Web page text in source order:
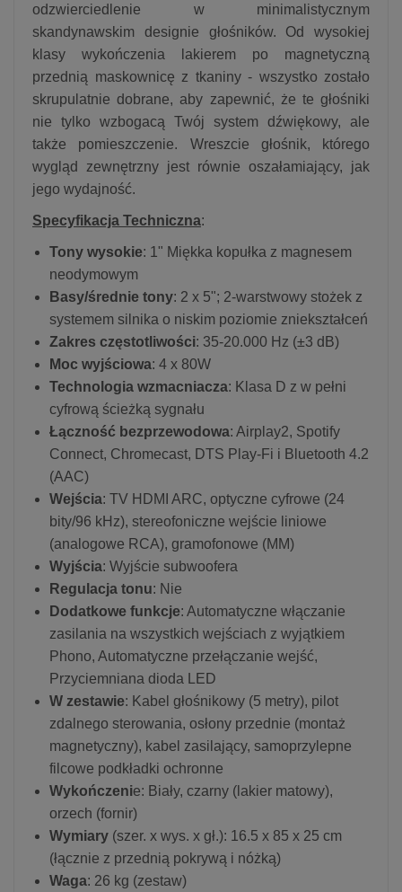
odzwierciedlenie w minimalistycznym
skandynawskim designie głośników. Od wysokiej
klasy wykończenia lakierem po magnetyczną
przednią maskownicę z tkaniny - wszystko zostało
skrupulatnie dobrane, aby zapewnić, że te głośniki
nie tylko wzbogacą Twój system dźwiękowy, ale
także pomieszczenie. Wreszcie głośnik, którego
wygląd zewnętrzny jest równie oszałamiający, jak
jego wydajność.
Specyfikacja Techniczna:
Tony wysokie: 1" Miękka kopułka z magnesem
neodymowym
Basy/średnie tony: 2 x 5"; 2-warstwowy stożek z
systemem silnika o niskim poziomie zniekształceń
Zakres częstotliwości: 35-20.000 Hz (±3 dB)
Moc wyjściowa: 4 x 80W
Technologia wzmacniacza: Klasa D z w pełni
cyfrową ścieżką sygnału
Łączność bezprzewodowa: Airplay2, Spotify
Connect, Chromecast, DTS Play-Fi i Bluetooth 4.2
(AAC)
Wejścia: TV HDMI ARC, optyczne cyfrowe (24
bity/96 kHz), stereofoniczne wejście liniowe
(analogowe RCA), gramofonowe (MM)
Wyjścia: Wyjście subwoofera
Regulacja tonu: Nie
Dodatkowe funkcje: Automatyczne włączanie
zasilania na wszystkich wejściach z wyjątkiem
Phono, Automatyczne przełączanie wejść,
Przyciemniana dioda LED
W zestawie: Kabel głośnikowy (5 metry), pilot
zdalnego sterowania, osłony przednie (montaż
magnetyczny), kabel zasilający, samoprzylepne
filcowe podkładki ochronne
Wykończenie: Biały, czarny (lakier matowy),
orzech (fornir)
Wymiary (szer. x wys. x gł.): 16.5 x 85 x 25 cm
(łącznie z przednią pokrywą i nóżką)
Waga: 26 kg (zestaw)